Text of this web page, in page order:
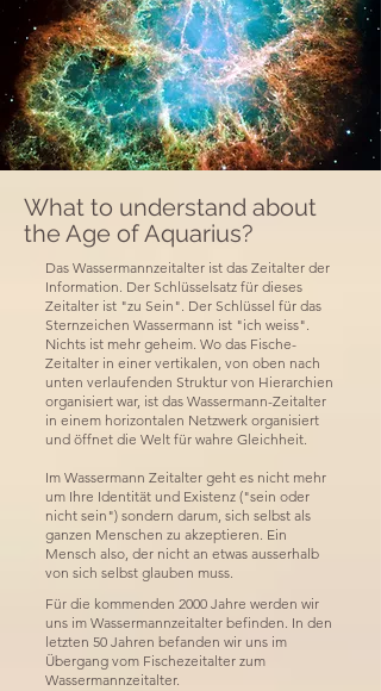
What to understand about
the Age of Aquarius?
Das Wassermannzeitalter ist das Zeitalter der
Information. Der Schlüsselsatz für dieses
Zeitalter ist "zu Sein". Der Schlüssel für das
Sternzeichen Wassermann ist "ich weiss".
Nichts ist mehr geheim. Wo das Fische-
Zeitalter in einer vertikalen, von oben nach
unten verlaufenden Struktur von Hierarchien
organisiert war, ist das Wassermann-Zeitalter
in einem horizontalen Netzwerk organisiert
und öffnet die Welt für wahre Gleichheit.
Im Wassermann Zeitalter geht es nicht mehr
um Ihre Identität und Existenz ("sein oder
nicht sein") sondern darum, sich selbst als
ganzen Menschen zu akzeptieren. Ein
Mensch also, der nicht an etwas ausserhalb
von sich selbst glauben muss.
Für die kommenden 2000 Jahre werden wir
uns im Wassermannzeitalter befinden. In den
letzten 50 Jahren befanden wir uns im
Übergang vom Fischezeitalter zum
Wassermannzeitalter.